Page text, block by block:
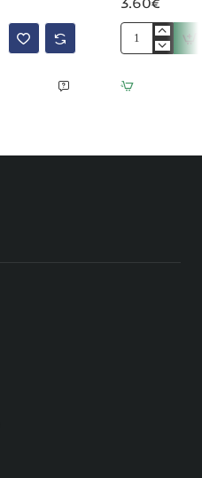
Perline
ceramica
cactus